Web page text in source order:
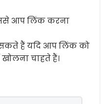
आप लिंक करना
हैं यदि आप लिंक को
चाहते हैं।